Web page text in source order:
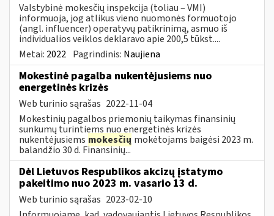
Valstybinė mokesčių inspekcija (toliau – VMI)
informuoja, jog atlikus vieno nuomonės formuotojo
(angl. influencer) operatyvų patikrinimą, asmuo iš
individualios veiklos deklaravo apie 200,5 tūkst....
Metai: 2022 Pagrindinis: Naujiena
Mokestinė pagalba nukentėjusiems nuo
energetinės krizės
Web turinio sąrašas 2022-11-04
Mokestinių pagalbos priemonių taikymas finansinių
sunkumų turintiems nuo energetinės krizės
nukentėjusiems mokesčių mokėtojams baigėsi 2023 m.
balandžio 30 d. Finansinių...
Dėl Lietuvos Respublikos akcizų įstatymo
pakeitimo nuo 2023 m. vasario 13 d.
Web turinio sąrašas 2023-02-10